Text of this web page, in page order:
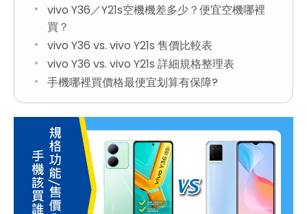
vivo Y36／Y21s空機機差多少？便宜空機哪裡
買？
vivo Y36 vs. vivo Y21s 售價比較表
vivo Y36 vs. vivo Y21s 詳細規格整理表
手機哪裡買價格最便宜划算有保障?